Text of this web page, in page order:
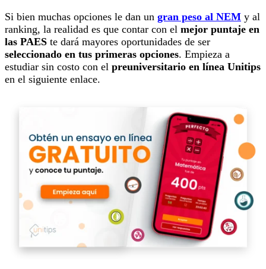
Si bien muchas opciones le dan un gran peso al NEM y al
ranking, la realidad es que contar con el mejor puntaje en
las PAES te dará mayores oportunidades de ser
seleccionado en tus primeras opciones. Empieza a
estudiar sin costo con el preuniversitario en línea Unitips
en el siguiente enlace.